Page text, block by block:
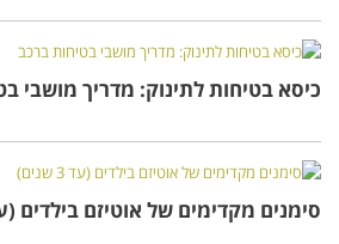
כיסא בטיחות לתינוק: מדריך מושבי
סימנים מקדימים של אוטיזם בילדים (עד 3